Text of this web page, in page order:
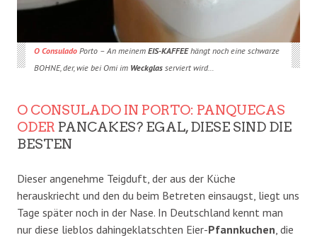
O ConsuladoPorto – An meinem EIS-KAFFEEhängt noch eine schwarze
BOHNE, der, wie bei Omi im Weckglasserviert wird…
O CONSULADO IN PORTO: PANQUECAS
ODER PANCAKES? EGAL, DIESE SIND DIE
BESTEN
Dieser angenehme Teigduft, der aus der Küche
herauskriecht und den du beim Betreten einsaugst, liegt uns
Tage später noch in der Nase. In Deutschland kennt man
nur diese lieblos dahingeklatschten Eier-Pfannkuchen, die